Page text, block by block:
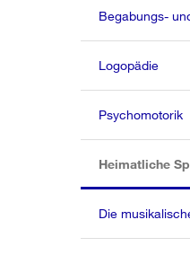
Begabungs-
Logopädie
Psychomotorik
Heimatliche
Die